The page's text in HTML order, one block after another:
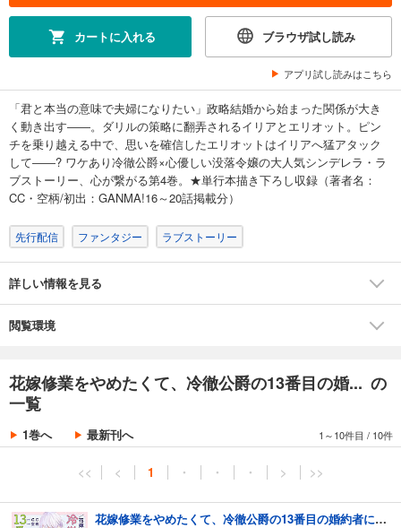
カートに入れる ブラウザ試し読み
アプリ試し読みはこちら
「君と本当の意味で夫婦になりたい」政略結婚から始まった関係が大き
く動き出す――。ダリルの策略に翻弄されるイリアとエリオット。ピン
チを乗り越える中で、思いを確信したエリオットはイリアへ猛アタック
して――? ワケあり冷徹公爵×心優しい没落令嬢の大人気シンデレラ・ラ
ブストーリー、心が繋がる第4巻。★単行本描き下ろし収録（著者名：
CC・空柄/初出：GANMA!16～20話掲載分）
先行配信 ファンタジー ラブストーリー
詳しい情報を見る
閲覧環境
花嫁修業をやめたくて、冷徹公爵の13番目の婚... の
一覧
1巻へ 最新刊へ 1～10件目 / 10件
<< < 1 ・ ・ ・ > >>
花嫁修業をやめたくて、冷徹公爵の13番目の婚約者になります（１）